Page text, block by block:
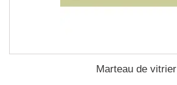
Marteau de vitrier